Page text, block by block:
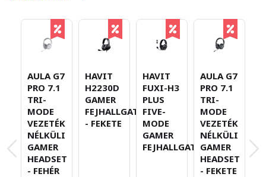
AULA G7
PRO 7.1
TRI-
MODE
VEZETÉK
NÉLKÜLI
GAMER
HEADSET
- FEHÉR
HAVIT
H2230D
GAMER
FEJHALLGATÓ
- FEKETE
HAVIT
FUXI-H3
PLUS
FIVE-
MODE
GAMER
FEJHALLGATÓ
AULA G7
PRO 7.1
TRI-
MODE
VEZETÉK
NÉLKÜLI
GAMER
HEADSET
- FEKETE